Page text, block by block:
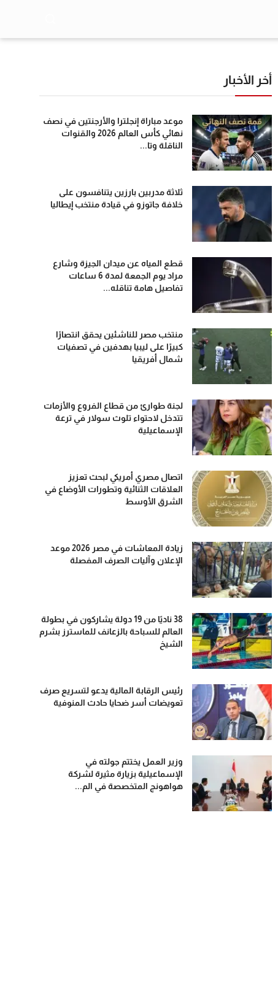
أخر الأخبار
موعد مباراة إنجلترا والأرجنتين في نصف
نهائي كأس العالم 2026 والقنوات
الناقلة وتا...
ثلاثة مدربين بارزين يتنافسون على
خلافة جاتوزو في قيادة منتخب إيطاليا
قطع المياه عن ميدان الجيزة وشارع
مراد يوم الجمعة لمدة 6 ساعات
تفاصيل هامة تناقله...
منتخب مصر للناشئين يحقق انتصارًا
كبيرًا على ليبيا بهدفين في تصفيات
شمال أفريقيا
لجنة طوارئ من قطاع الفروع والأزمات
تتدخل لاحتواء تلوث سولار في ترعة
الإسماعيلية
اتصال مصري أمريكي لبحث تعزيز
العلاقات الثنائية وتطورات الأوضاع في
الشرق الأوسط
زيادة المعاشات في مصر 2026 موعد
الإعلان وآليات الصرف المفصلة
38 ناديًا من 19 دولة يشاركون في بطولة
العالم للسباحة بالزعانف للماسترز بشرم
الشيخ
رئيس الرقابة المالية يدعو لتسريع صرف
تعويضات أسر ضحايا حادث المنوفية
وزير العمل يختتم جولته في
الإسماعيلية بزيارة مثيرة لشركة
هواهونج المتخصصة في الم...